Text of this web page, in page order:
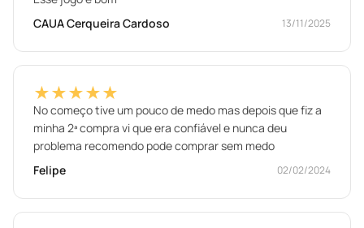
CAUA Cerqueira Cardoso
13/11/2025
★★★★★
No começo tive um pouco de medo mas depois que fiz a
minha 2ª compra vi que era confiável e nunca deu
problema recomendo pode comprar sem medo
Felipe
02/02/2024